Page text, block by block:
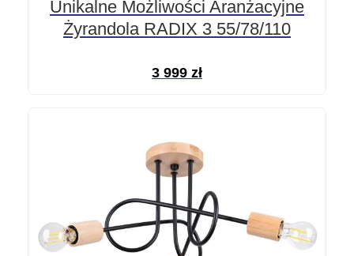
Unikalne Możliwości Aranżacyjne
Żyrandola RADIX 3 55/78/110
3 999 zł